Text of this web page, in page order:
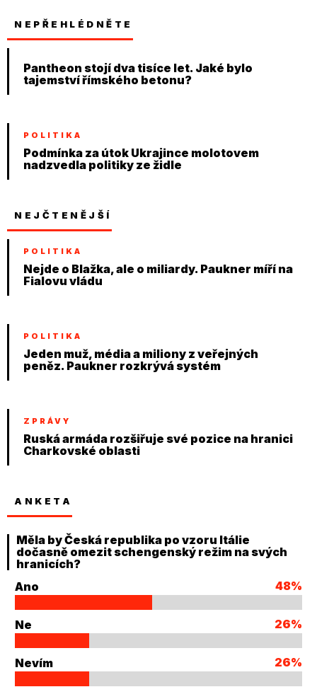
NEPŘEHLÉDNĚTE
Pantheon stojí dva tisíce let. Jaké bylo
tajemství římského betonu?
POLITIKA
Podmínka za útok Ukrajince molotovem
nadzvedla politiky ze židle
NEJČTENĚJŠÍ
POLITIKA
Nejde o Blažka, ale o miliardy. Paukner míří na
Fialovu vládu
POLITIKA
Jeden muž, média a miliony z veřejných
peněz. Paukner rozkrývá systém
ZPRÁVY
Ruská armáda rozšiřuje své pozice na hranici
Charkovské oblasti
ANKETA
Měla by Česká republika po vzoru Itálie
dočasně omezit schengenský režim na svých
hranicích?
Ano
48%
Ne 26%
Nevím 26%